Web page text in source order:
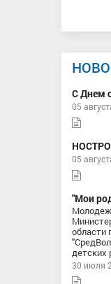
С Днем
05
05
"Мои
области
детских
30 июля